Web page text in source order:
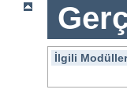
İlgili